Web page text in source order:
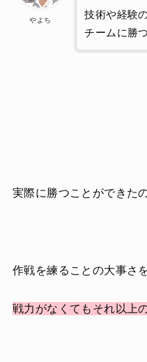
やよち
技術や経験
チームに勝
実際に勝つことができた
作戦を練ることの大事さ
戦力がなくてもそれ以上